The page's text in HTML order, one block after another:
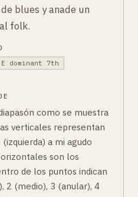
blues y anade un
folk.
E dominant 7th
como se muestra
verticales representan
a mi agudo
son los
de los puntos indican
2 (medio), 3 (anular), 4